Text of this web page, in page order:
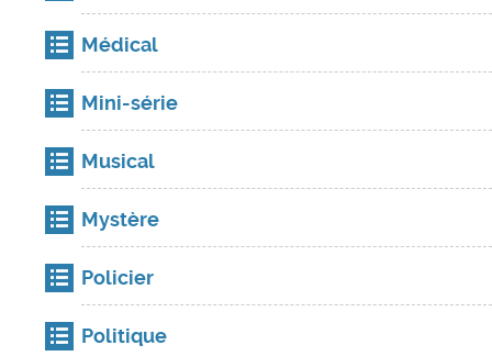
Médical
Mini-série
Musical
Mystère
Policier
Politique